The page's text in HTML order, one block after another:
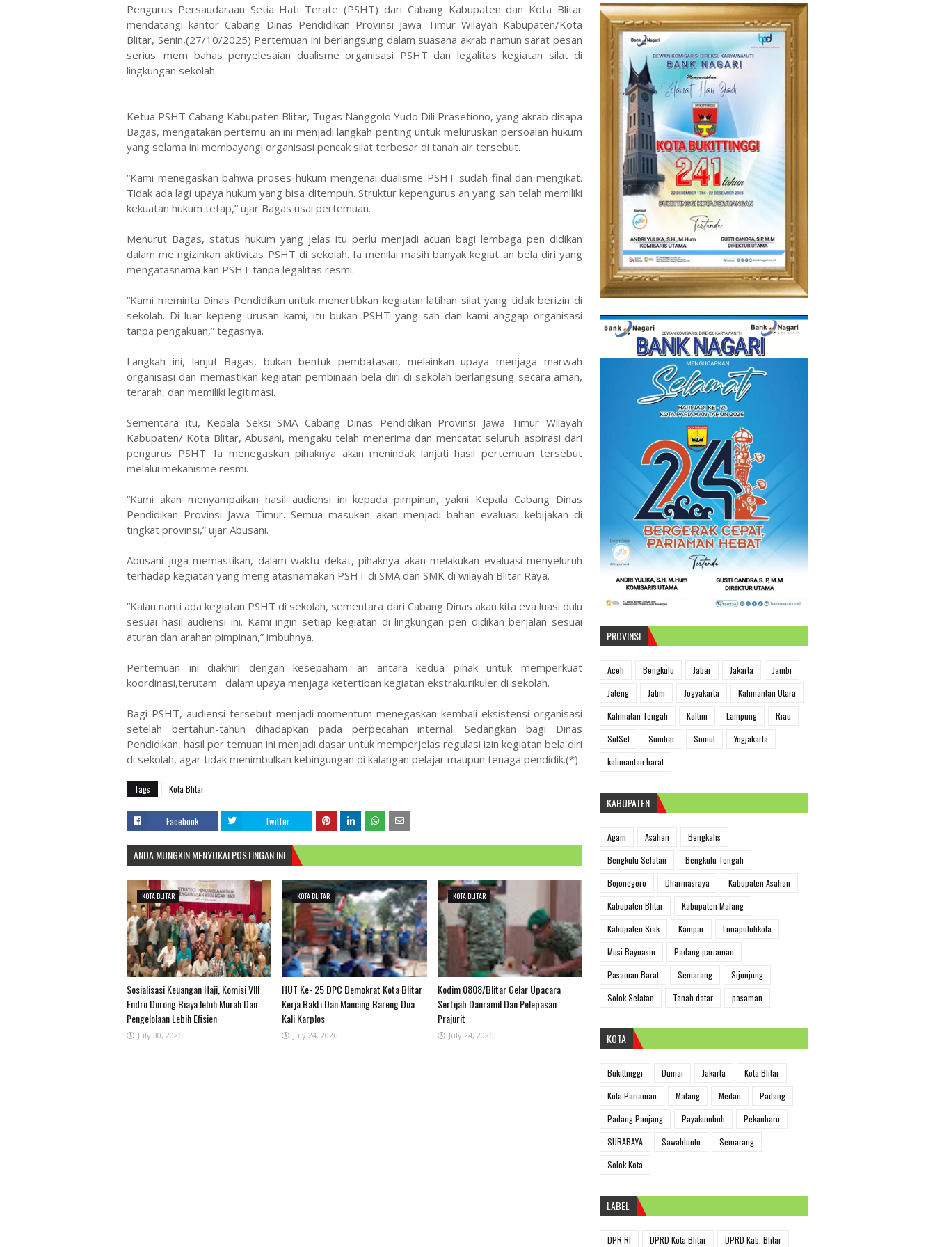
Pengurus Persaudaraan Setia Hati Terate (PSHT) dari Cabang Kabupaten dan Kota Blitar
mendatangi kantor Cabang Dinas Pendidikan Provinsi Jawa Timur Wilayah Kabupaten/Kota
Blitar, Senin,(27/10/2025) Pertemuan ini berlangsung dalam suasana akrab namun sarat pesan
serius: mem bahas penyelesaian dualisme organisasi PSHT dan legalitas kegiatan silat di
lingkungan sekolah.
Ketua PSHT Cabang Kabupaten Blitar, Tugas Nanggolo Yudo Dili Prasetiono, yang akrab disapa
Bagas, mengatakan pertemu an ini menjadi langkah penting untuk meluruskan persoalan hukum
yang selama ini membayangi organisasi pencak silat terbesar di tanah air tersebut.
“Kami menegaskan bahwa proses hukum mengenai dualisme PSHT sudah final dan mengikat.
Tidak ada lagi upaya hukum yang bisa ditempuh. Struktur kepengurus an yang sah telah memiliki
kekuatan hukum tetap,” ujar Bagas usai pertemuan.
Menurut Bagas, status hukum yang jelas itu perlu menjadi acuan bagi lembaga pen didikan
dalam me ngizinkan aktivitas PSHT di sekolah. Ia menilai masih banyak kegiat an bela diri yang
mengatasnama kan PSHT tanpa legalitas resmi.
“Kami meminta Dinas Pendidikan untuk menertibkan kegiatan latihan silat yang tidak berizin di
sekolah. Di luar kepeng urusan kami, itu bukan PSHT yang sah dan kami anggap organisasi
tanpa pengakuan,” tegasnya.
Langkah ini, lanjut Bagas, bukan bentuk pembatasan, melainkan upaya menjaga marwah
organisasi dan memastikan kegiatan pembinaan bela diri di sekolah berlangsung secara aman,
terarah, dan memiliki legitimasi.
Sementara itu, Kepala Seksi SMA Cabang Dinas Pendidikan Provinsi Jawa Timur Wilayah
Kabupaten/ Kota Blitar, Abusani, mengaku telah menerima dan mencatat seluruh aspirasi dari
pengurus PSHT. Ia menegaskan pihaknya akan menindak lanjuti hasil pertemuan tersebut
melalui mekanisme resmi.
“Kami akan menyampaikan hasil audiensi ini kepada pimpinan, yakni Kepala Cabang Dinas
Pendidikan Provinsi Jawa Timur. Semua masukan akan menjadi bahan evaluasi kebijakan di
tingkat provinsi,” ujar Abusani.
Abusani juga memastikan, dalam waktu dekat, pihaknya akan melakukan evaluasi menyeluruh
terhadap kegiatan yang meng atasnamakan PSHT di SMA dan SMK di wilayah Blitar Raya.
“Kalau nanti ada kegiatan PSHT di sekolah, sementara dari Cabang Dinas akan kita eva luasi dulu
sesuai hasil audiensi ini. Kami ingin setiap kegiatan di lingkungan pen didikan berjalan sesuai
aturan dan arahan pimpinan,” imbuhnya.
Pertemuan ini diakhiri dengan kesepaham an antara kedua pihak untuk memperkuat
koordinasi,terutam dalam upaya menjaga ketertiban kegiatan ekstrakurikuler di sekolah.
Bagi PSHT, audiensi tersebut menjadi momentum menegaskan kembali eksistensi organisasi
setelah bertahun-tahun dihadapkan pada perpecahan internal. Sedangkan bagi Dinas
Pendidikan, hasil per temuan ini menjadi dasar untuk memperjelas regulasi izin kegiatan bela diri
di sekolah, agar tidak menimbulkan kebingungan di kalangan pelajar maupun tenaga pendidik.(*)
Tags Kota Blitar
Facebook Twitter
ANDA MUNGKIN MENYUKAI POSTINGAN INI
KOTA BLITAR
Sosialisasi Keuangan Haji, Komisi VIII
Endro Dorong Biaya lebih Murah Dan
Pengelolaan Lebih Efisien
July 30, 2026
KOTA BLITAR
HUT Ke- 25 DPC Demokrat Kota Blitar
Kerja Bakti Dan Mancing Bareng Dua
Kali Karplos
July 24, 2026
KOTA BLITAR
Kodim 0808/Blitar Gelar Upacara
Sertijab Danramil Dan Pelepasan
Prajurit
July 24, 2026
PROVINSI
Aceh Bengkulu Jabar Jakarta
Jambi
Jateng
Jatim Jogyakarta
Kalimantan Utara
Kalimatan Tengah
Kaltim Lampung
Riau
SulSel
Sumbar Sumut
Yogjakarta
kalimantan barat
KABUPATEN
Agam Asahan
Bengkalis
Bengkulu Selatan
Bengkulu Tengah
Bojonegoro
Dharmasraya
Kabupaten Asahan
Kabupaten Blitar
Kabupaten Malang
Kabupaten Siak
Kampar
Limapuluhkota
Musi Bayuasin
Padang pariaman
Pasaman Barat
Semarang
Sijunjung
Solok Selatan
Tanah datar pasaman
KOTA
Bukittinggi Dumai Jakarta
Kota Blitar
Kota Pariaman
Malang Medan
Padang
Padang Panjang
Payakumbuh
Pekanbaru
SURABAYA
Sawahlunto
Semarang
Solok Kota
LABEL
DPR RI DPRD Kota Blitar DPRD Kab. Blitar